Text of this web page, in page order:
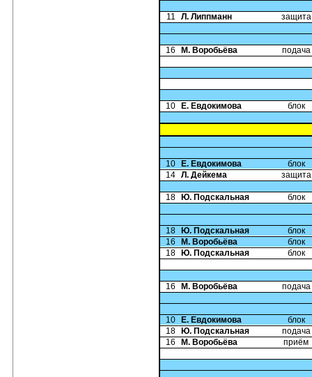
11 Л. Липпманн защита
16 М. Воробьёва подача
10 Е. Евдокимова блок
10 Е. Евдокимова
блок
14 Л. Дейкема защита
18 Ю. Подскальная блок
18 Ю. Подскальная
блок
16
М. Воробьёва
блок
18
Ю. Подскальная блок
16 М. Воробьёва подача
10 Е. Евдокимова
блок
18
Ю. Подскальная
подача
16
М. Воробьёва приём